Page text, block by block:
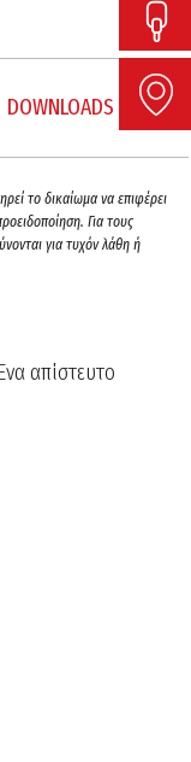
DOWNLOADS
το δικαίωμα να επιφέρει
Για τους
για τυχόν λάθη ή
απίστευτο